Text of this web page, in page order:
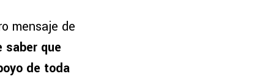
mensaje de
saber que
de toda